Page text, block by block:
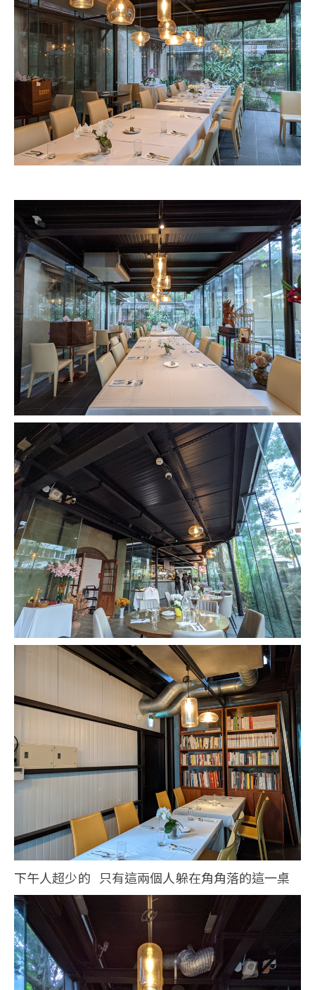
下午人超少的 只有這兩個人躲在角角落的這一桌